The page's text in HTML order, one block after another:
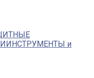
ИНСТРУМЕНТЫ и